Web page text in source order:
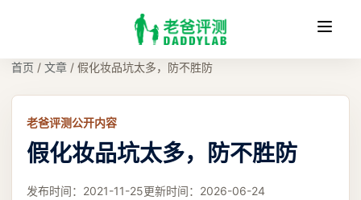
收
首页 / 文章 / 假化妆品坑太多，防不胜防
老爸评测公开内容
假化妆品坑太多，防不胜防
发布时间： 2021-11-25更新时间： 2026-06-24